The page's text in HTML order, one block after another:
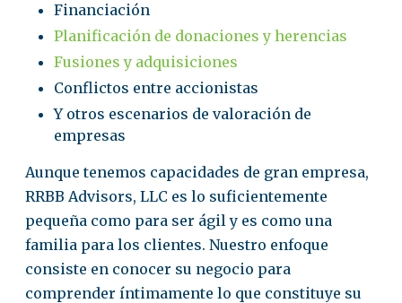
Financiación
Planificación de donaciones y herencias
Fusiones y adquisiciones
Conflictos entre accionistas
Y otros escenarios de valoración de
empresas
Aunque tenemos capacidades de gran empresa,
RRBB Advisors, LLC es lo suficientemente
pequeña como para ser ágil y es como una
familia para los clientes. Nuestro enfoque
consiste en conocer su negocio para
comprender íntimamente lo que constituye su